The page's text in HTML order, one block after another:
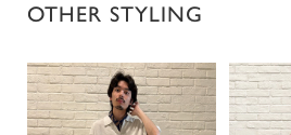
OTHER STYLING